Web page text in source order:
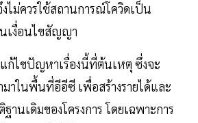
ไม่ควรใช้สถานการณ์โควิดเป็น
เงื่อนไขสัญญา
ก้ไขปัญหาเรื่องนี้ที่ต้นเหตุ ซึ่งจะ
มาในพื้นที่อีอีซี เพื่อสร้างรายได้และ
านเดิมของโครงการ โดยเฉพาะการ